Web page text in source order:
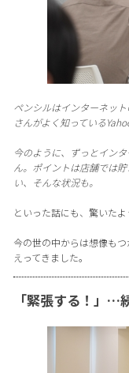
ペンシルはインターネッ
さんがよく知っている
今のように、ずっとイン
ん。ポイントは店舗では
い、そんな状況も。
といった話にも、驚いたよ
今の世の中からは想像も
えってきました。
「緊張する！」…